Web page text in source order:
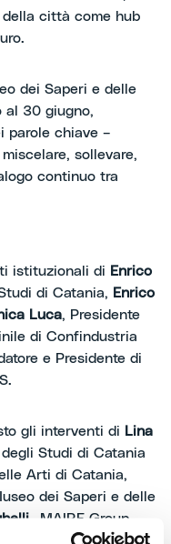
città come hub
dei Saperi e delle
al 30 giugno,
parole chiave –
sollevare,
continuo tra
istituzionali di Enrico
di Catania, Enrico
Luca, Presidente
di Confindustria
e Presidente di
gli interventi di Lina
Studi di Catania
Arti di Catania,
dei Saperi e delle
MAIRE Group
& Procurement